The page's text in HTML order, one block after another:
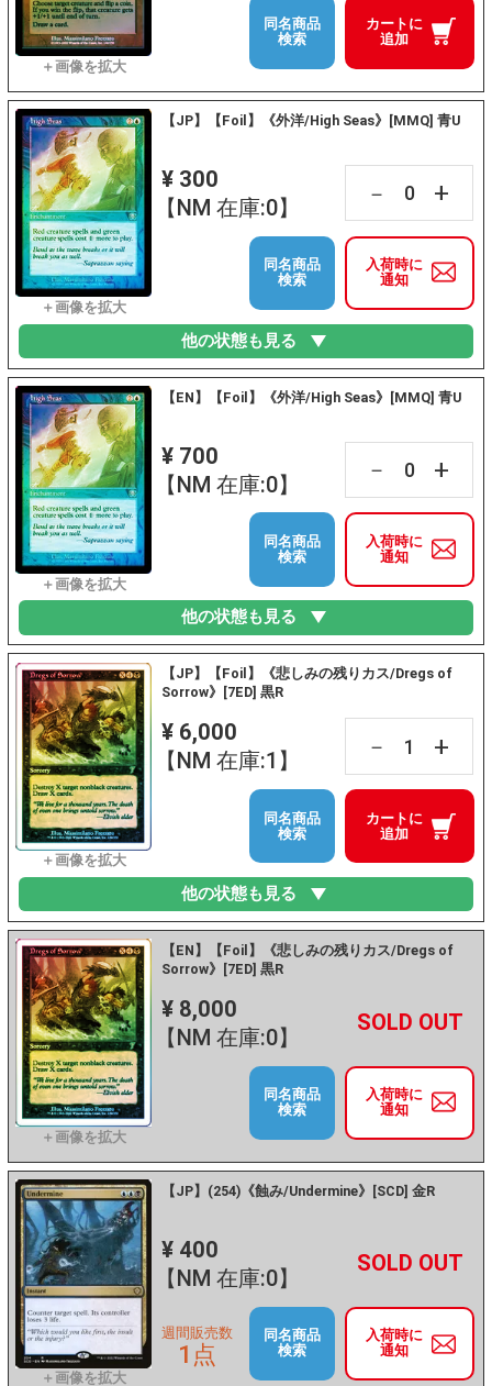
カートに
追加
同名商品
検索
【JP】【Foil】《外洋/High Seas》[MMQ] 青U
¥ 300
【NM 在庫:0】
－ +
入荷時に
通知
同名商品
検索
他の状態も見る
【EN】【Foil】《外洋/High Seas》[MMQ] 青U
¥ 700
【NM 在庫:0】
－ +
入荷時に
通知
同名商品
検索
他の状態も見る
【JP】【Foil】《悲しみの残りカス/Dregs of
Sorrow》[7ED] 黒R
¥ 6,000
【NM 在庫:1】
－ +
カートに
追加
同名商品
検索
他の状態も見る
【EN】【Foil】《悲しみの残りカス/Dregs of
Sorrow》[7ED] 黒R
¥ 8,000
【NM 在庫:0】
－ +
入荷時に
通知
同名商品
検索
【JP】(254)《蝕み/Undermine》[SCD] 金R
¥ 400
【NM 在庫:0】
－ +
入荷時に
通知
週間販売数
1点
同名商品
検索